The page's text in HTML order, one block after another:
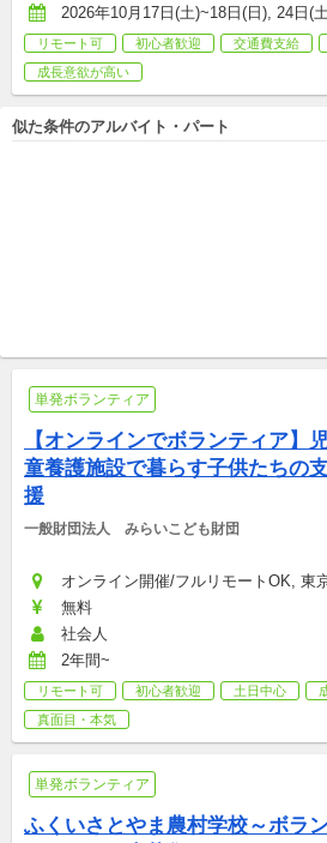
2026年10月17日(土)~18日(日), 24日(
リモート可 初心者歓迎 交通費支給
成長意欲が高い
似た条件のアルバイト・パート
単発ボランティア
【オンラインでボランティア】
童養護施設で暮らす子供たちの
援
一般財団法人　みらいこども財団
オンライン開催/フルリモートOK, 東
無料
社会人
2年間~
リモート可 初心者歓迎 土日中心
真面目・本気
単発ボランティア
ふくいさとやま農村学校～ボラ